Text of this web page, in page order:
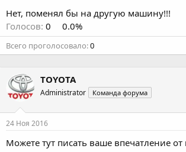
Нет, поменял бы на другую машину!!!
Голосов: 0 0.0%
Всего проголосовало 0
TOYOTA
Administrator Команда форума
24 Ноя 2016
Можете тут писать ваше впечатление